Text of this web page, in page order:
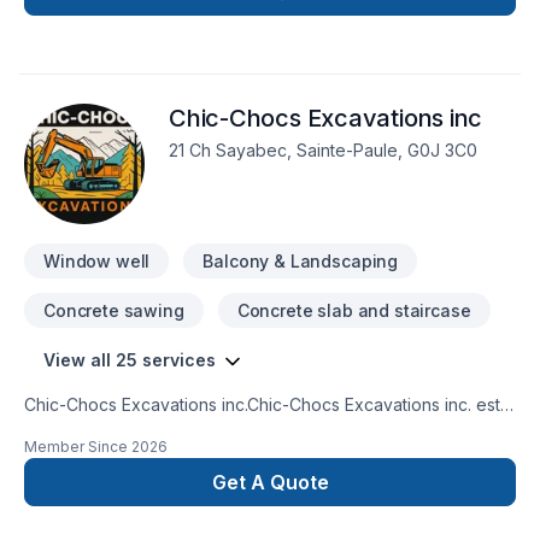
Chic-Chocs Excavations inc
21 Ch Sayabec, Sainte-Paule, G0J 3C0
Window well Balcony & Landscaping
Concrete sawing Concrete slab and staircase
View all 25 services
Chic-Chocs Excavations inc.Chic-Chocs Excavations inc. est
services professionnels pour les projets résidentiels,
commerciaux et forestiers. Notre objectif est de réaliser des
travaux solides, durables et exécutés avec précision, tout en
Member Since 2026
Get A Quote